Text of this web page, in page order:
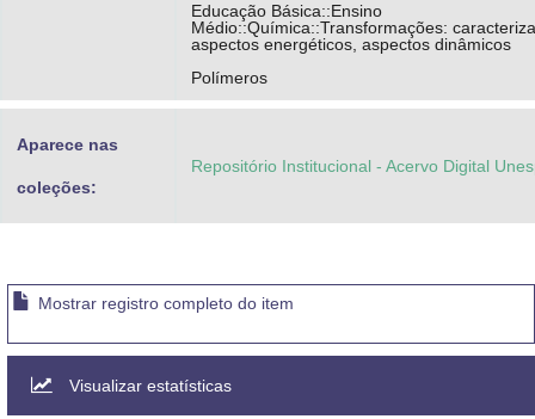
Educação Básica::Ensino
Médio::Química::Transformações:
aspectos energéticos, aspectos dinâmicos
Polímeros
Aparece nas
coleções:
Repositório Institucional - Acervo Digital
Mostrar registro completo do item
Visualizar estatísticas